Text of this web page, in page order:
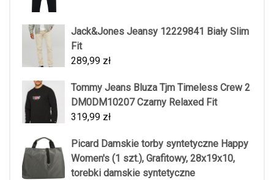
Jack&Jones Jeansy 12229841 Biały Slim
Fit
289,99 zł
Tommy Jeans Bluza Tjm Timeless Crew 2
DM0DM10207 Czarny Relaxed Fit
319,99 zł
Picard Damskie torby syntetyczne Happy
Women's (1 szt.), Grafitowy, 28x19x10,
torebki damskie syntetyczne